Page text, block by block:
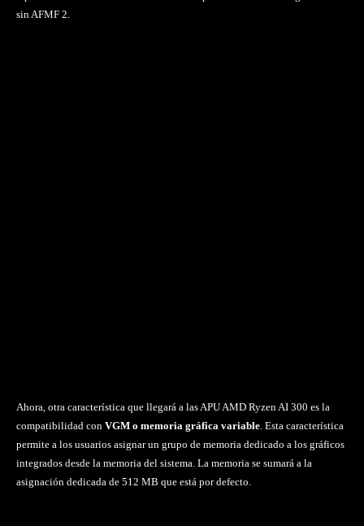
sin AFMF 2.
Ahora, otra característica que llegará a las APU AMD Ryzen AI 300 es la
compatibilidad con VGM o memoria gráfica variable . Esta característica
permite a los usuarios asignar un grupo de memoria dedicado a los gráficos
integrados desde la memoria del sistema. La memoria se sumará a la
asignación dedicada de 512 MB que está por defecto.